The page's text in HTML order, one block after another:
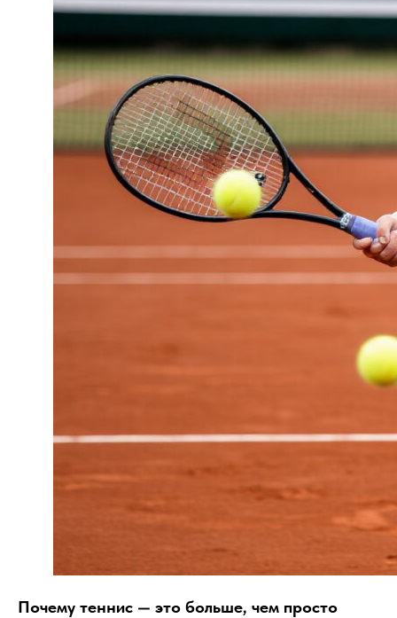
Почему теннис — это больше, чем просто